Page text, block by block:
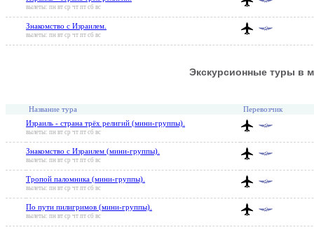
вылеты: пн вт ср чт пт сб вс
Знакомство с Израилем.
вылеты: пн вт ср чт пт сб вс
Экскурсионные туры в
Название тура Перевозчик
Израиль - страна трёх религий (мини-группы).
вылеты: пн вт ср чт пт сб вс
Знакомство с Израилем (мини-группы).
вылеты: пн вт ср чт пт сб вс
Тропой паломника (мини-группы).
вылеты: пн вт ср чт пт сб вс
По пути пилигримов (мини-группы).
вылеты: пн вт ср чт пт сб вс